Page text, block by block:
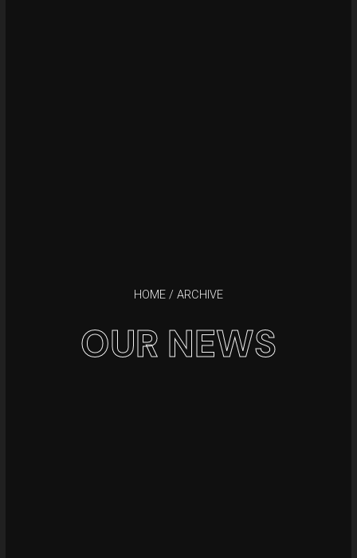
HOME / ARCHIVE
OUR NEWS